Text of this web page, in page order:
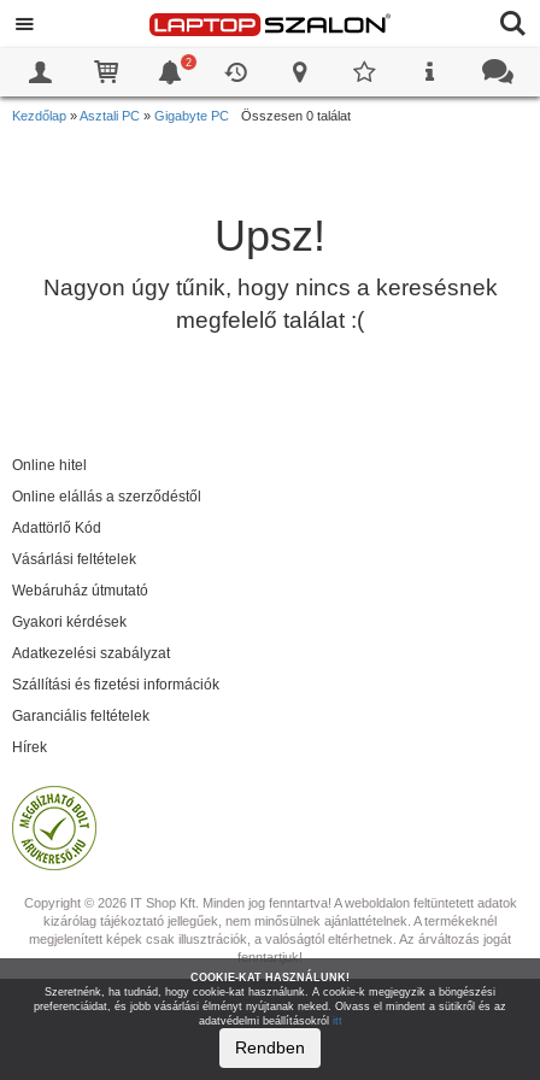
2
Kezdőlap »Asztali PC » Gigabyte PC Összesen 0 találat
Upsz!
Nagyon úgy tűnik, hogy nincs a keresésnek
megfelelő találat :(
Online hitel
Online elállás a szerződéstől
Adattörlő Kód
Vásárlási feltételek
Webáruház útmutató
Gyakori kérdések
Adatkezelési szabályzat
Szállítási és fizetési információk
Garanciális feltételek
Hírek
Copyright © 2026 IT Shop Kft. Minden jog fenntartva! A weboldalon feltüntetett adatok
kizárólag tájékoztató jellegűek, nem minősülnek ajánlattételnek. A termékeknél
megjelenített képek csak illusztrációk, a valóságtól eltérhetnek. Az árváltozás jogát
fenntartjuk!
COOKIE-KAT HASZNÁLUNK!
Szeretnénk, ha tudnád, hogy cookie-kat használunk. A cookie-k megjegyzik a böngészési
preferenciáidat, és jobb vásárlási élményt nyújtanak neked. Olvass el mindent a sütikről és az
adatvédelmi beállításokról itt
Rendben